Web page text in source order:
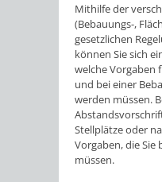
Mithilfe der
(Bebauungs-,
gesetzlichen
können Sie sich
welche Vorgaben
und bei einer
werden müssen.
Stellplätze oder
Vorgaben, die Sie
müssen.